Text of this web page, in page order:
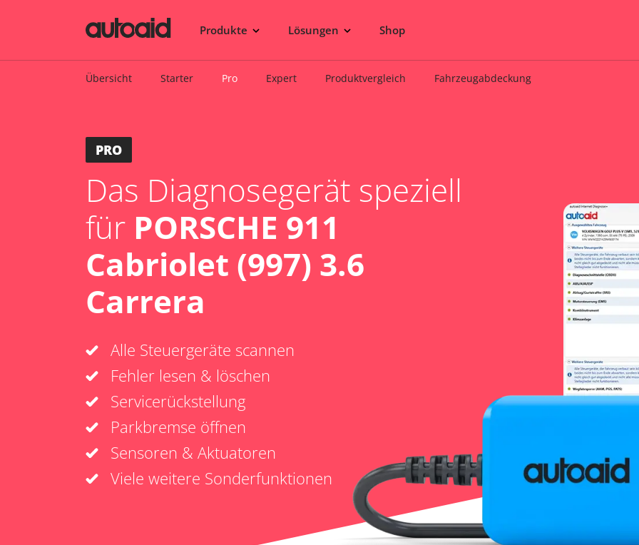
Produkte Lösungen Shop
Übersicht Starter Pro Expert Produktvergleich Fahrzeugabdeckung
PRO
Das Diagnosegerät speziell
für PORSCHE 911
Cabriolet (997) 3.6
Carrera
Alle Steuergeräte scannen
Fehler lesen & löschen
Servicerückstellung
Parkbremse öffnen
Sensoren & Aktuatoren
Viele weitere Sonderfunktionen